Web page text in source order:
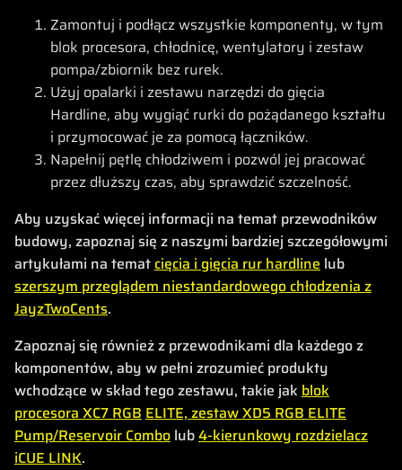
Zamontuj i podłącz wszystkie komponenty, w tym
blok procesora, chłodnicę, wentylatory i zestaw
pompa/zbiornik bez rurek.
Użyj opalarki i zestawu narzędzi do gięcia
Hardline, aby wygiąć rurki do pożądanego kształtu
i przymocować je za pomocą łączników.
Napełnij pętlę chłodziwem i pozwól jej pracować
przez dłuższy czas, aby sprawdzić szczelność.
Aby uzyskać więcej informacji na temat przewodników
budowy, zapoznaj się z naszymi bardziej szczegółowymi
artykułami na temat cięcia i gięcia rur hardline lub
szerszym przeglądem niestandardowego chłodzenia z
JayzTwoCents.
Zapoznaj się również z przewodnikami dla każdego z
komponentów, aby w pełni zrozumieć produkty
wchodzące w skład tego zestawu, takie jak blok
procesora XC7 RGB ELITE, zestaw XD5 RGB ELITE
Pump/Reservoir Combo lub4-kierunkowy rozdzielacz
iCUE LINK.